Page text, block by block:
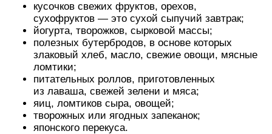
кусочков свежих фруктов, орехов,
сухофруктов — это сухой сыпучий завтрак;
йогурта, творожков, сырковой массы;
полезных бутербродов, в основе которых
злаковый хлеб, масло, свежие овощи, мясные
ломтики;
питательных роллов, приготовленных
из лаваша, свежей зелени и мяса;
яиц, ломтиков сыра, овощей;
творожных или ягодных запеканок;
японского перекуса.